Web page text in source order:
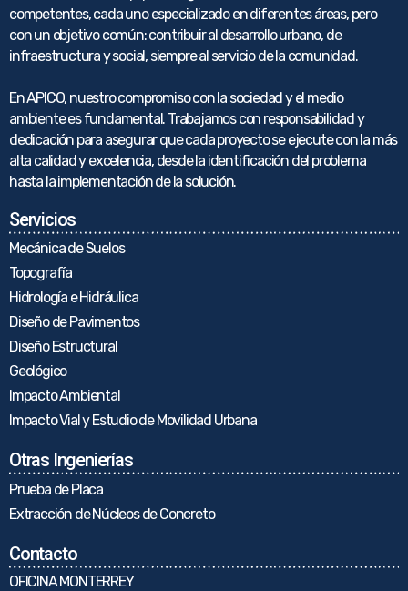
competentes, cada uno especializado en diferentes áreas, pero
con un objetivo común: contribuir al desarrollo urbano, de
infraestructura y social, siempre al servicio de la comunidad.
En APICO, nuestro compromiso con la sociedad y el medio
ambiente es fundamental. Trabajamos con responsabilidad y
dedicación para asegurar que cada proyecto se ejecute con la más
alta calidad y excelencia, desde la identificación del problema
hasta la implementación de la solución.
Servicios
Mecánica de Suelos
Topografía
Hidrología e Hidráulica
Diseño de Pavimentos
Diseño Estructural
Geológico
Impacto Ambiental
Impacto Vial y Estudio de Movilidad Urbana
Otras Ingenierías
Prueba de Placa
Extracción de Núcleos de Concreto
Contacto
OFICINA MONTERREY